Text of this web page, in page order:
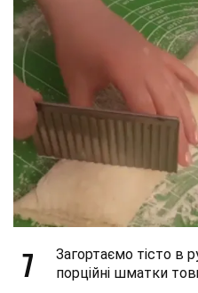
7
Загортаємо тісто в
порційні шматки